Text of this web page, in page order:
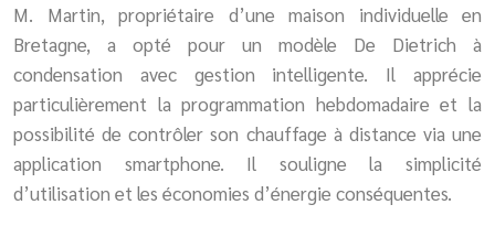
M. Martin, propriétaire d’une maison individuelle en
Bretagne, a opté pour un modèle De Dietrich à
condensation avec gestion intelligente. Il apprécie
particulièrement la programmation hebdomadaire et la
possibilité de contrôler son chauffage à distance via une
application smartphone. Il souligne la simplicité
d’utilisation et les économies d’énergie conséquentes.